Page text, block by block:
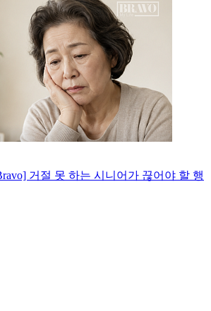
거절 못 하는 시니어가 끊어야 할 행